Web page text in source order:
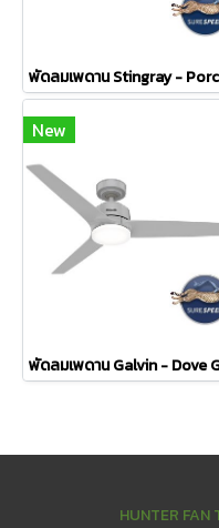
New
HUNTER FAN